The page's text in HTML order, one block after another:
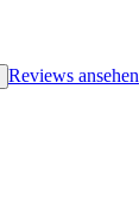
Reviews ansehen